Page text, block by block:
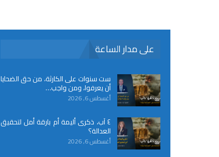
على مدار الساعة
ست سنوات على الكارثة، من حق الضحايا
أن يعرفوا، ومن واجب…
أغسطس 6, 2026
٤ آب، ذكرى أليمة أم بارقة أمل لتحقيق
العدالة؟
أغسطس 6, 2026